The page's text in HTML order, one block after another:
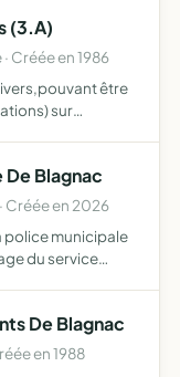
(3.A)
Créée en 1986
être
sur
Blagnac
Créée en 2026
police municipale
du service
De Blagnac
en 1988